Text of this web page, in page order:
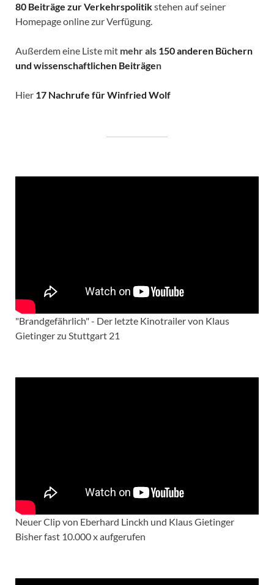
80 Beiträge zur Verkehrspolitikstehen auf seiner
Homepage online zur Verfügung.
Außerdem eine Liste mit mehr als 150 anderen Büchern
und wissenschaftlichen Beiträgen
Hier 17 Nachrufe für Winfried Wolf
"Brandgefährlich" - Der letzte Kinotrailer von Klaus
Gietinger zu Stuttgart 21
Neuer Clip von Eberhard Linckh und Klaus Gietinger
Bisher fast 10.000 x aufgerufen